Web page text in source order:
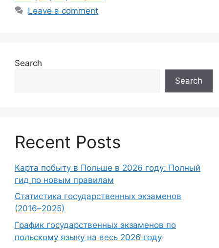
Leave a comment
Search
Search
Recent Posts
Карта побыту в Польше в 2026 году: Полный
гид по новым правилам
Статистика государственных экзаменов
(2016–2025)
График государственных экзаменов по
польскому языку на весь 2026 году